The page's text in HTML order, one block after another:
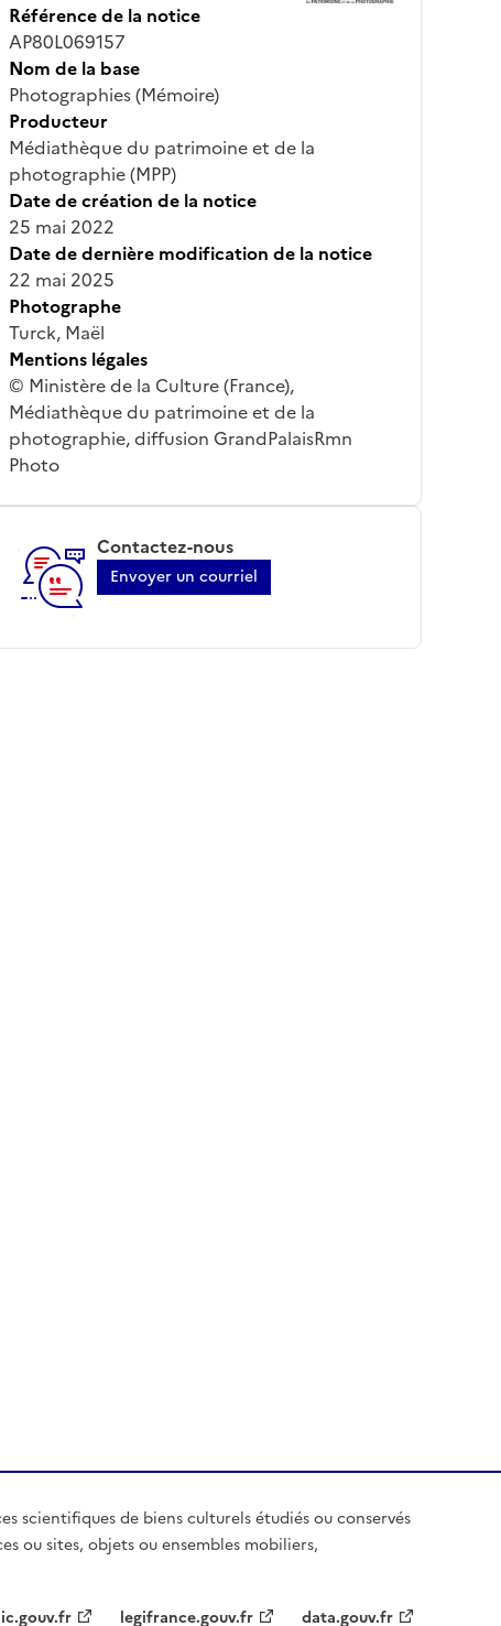
Référence de la notice
AP80L069157
Nom de la base
Photographies (Mémoire)
Producteur
Médiathèque du patrimoine et de la
photographie (MPP)
Date de création de la notice
25 mai 2022
Date de dernière modification de la notice
22 mai 2025
Photographe
Turck, Maël
Mentions légales
© Ministère de la Culture (France),
Médiathèque du patrimoine et de la
photographie, diffusion GrandPalaisRmn
Photo
Contactez-nous
Envoyer un courriel
scientifiques de biens culturels étudiés ou conservés
ou sites, objets ou ensembles mobiliers,
legifrance.gouv.fr data.gouv.fr